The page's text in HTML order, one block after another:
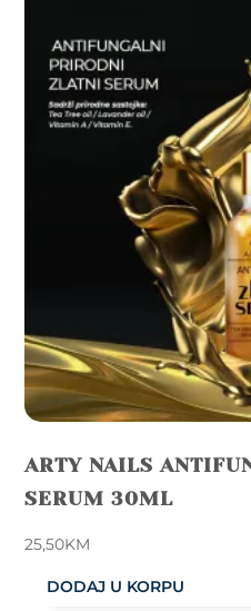
ARTY NAILS
SERUM 30ML
25,50KM
DODAJ U KORPU